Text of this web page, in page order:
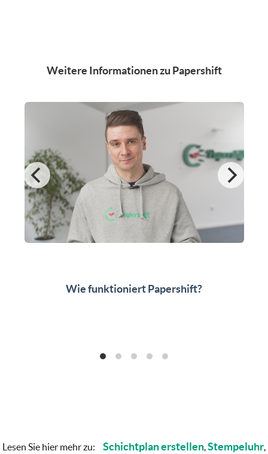
Weitere Informationen zu Papershift
Wie funktioniert Papershift?
Lesen Sie hier mehr zu: Schichtplan erstellen,Stempeluhr,